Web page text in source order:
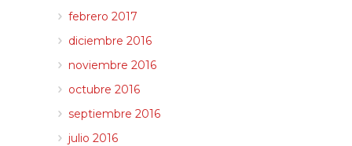
febrero 2017
diciembre 2016
noviembre 2016
octubre 2016
septiembre 2016
julio 2016